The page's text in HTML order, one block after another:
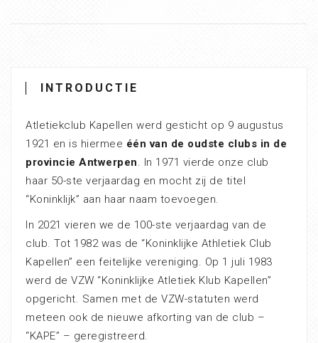
INTRODUCTIE
Atletiekclub Kapellen werd gesticht op 9 augustus
1921 en is hiermee één van de oudste clubs in de
provincie Antwerpen. In 1971 vierde onze club
haar 50-ste verjaardag en mocht zij de titel
“Koninklijk” aan haar naam toevoegen.
In 2021 vieren we de 100-ste verjaardag van de
club. Tot 1982 was de “Koninklijke Athletiek Club
Kapellen” een feitelijke vereniging. Op 1 juli 1983
werd de VZW “Koninklijke Atletiek Klub Kapellen”
opgericht. Samen met de VZW-statuten werd
meteen ook de nieuwe afkorting van de club –
“KAPE” – geregistreerd.